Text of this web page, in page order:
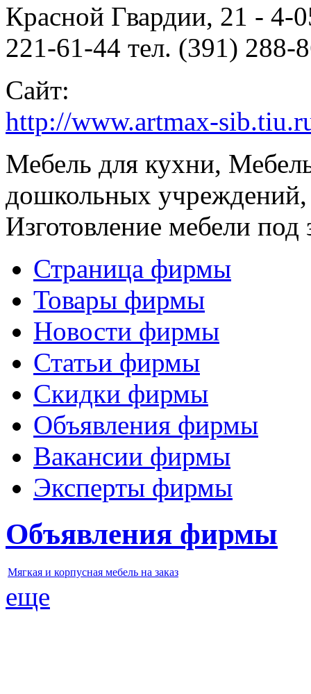
Красной Гвардии, 21 - 4-
221-61-44 тел. (391) 288-
Сайт:
http://www.artmax-
Мебель для кухни,
дошкольных
Изготовление мебели
Страница фирмы
Товары фирмы
Новости фирмы
Статьи фирмы
Скидки фирмы
Объявления фирмы
Вакансии фирмы
Эксперты фирмы
Объявления фирмы
Мягкая и корпусная мебель на заказ
еще